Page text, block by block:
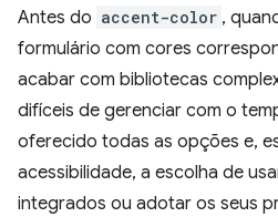
Antes do accent-color ,
formulário com cores
acabar com bibliotecas
difíceis de gerenciar com o
oferecido todas as opções e,
acessibilidade, a escolha de
integrados ou adotar os seus